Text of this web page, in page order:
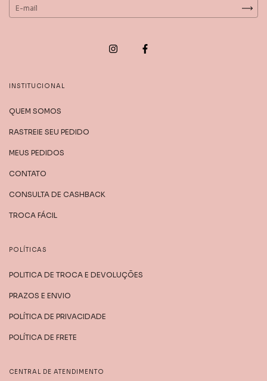
INSTITUCIONAL
QUEM SOMOS
RASTREIE SEU PEDIDO
MEUS PEDIDOS
CONTATO
CONSULTA DE CASHBACK
TROCA FÁCIL
POLÍTICAS
POLITICA DE TROCA E DEVOLUÇÕES
PRAZOS E ENVIO
POLÍTICA DE PRIVACIDADE
POLÍTICA DE FRETE
CENTRAL DE ATENDIMENTO